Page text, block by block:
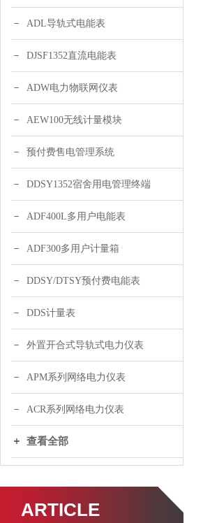
ADL导轨式电能表
DJSF1352直流电能表
ADW电力物联网仪表
AEW100无线计量模块
预付费售电管理系统
DDSY1352宿舍用电管理终端
ADF400L多用户电能表
ADF300多用户计量箱
DDSY/DTSY预付费电能表
DDS计量表
外置开合式导轨式电力仪表
APM系列网络电力仪表
ACR系列网络电力仪表
查看全部
ARTICLE